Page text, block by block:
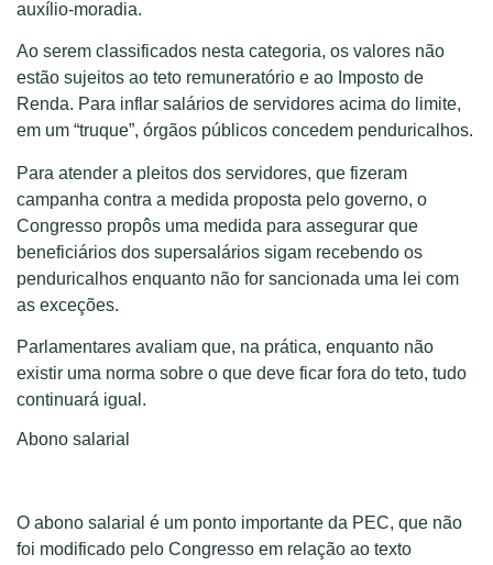
auxílio-moradia.
Ao serem classificados nesta categoria, os valores não
estão sujeitos ao teto remuneratório e ao Imposto de
Renda. Para inflar salários de servidores acima do limite,
em um “truque”, órgãos públicos concedem penduricalhos.
Para atender a pleitos dos servidores, que fizeram
campanha contra a medida proposta pelo governo, o
Congresso propôs uma medida para assegurar que
beneficiários dos supersalários sigam recebendo os
penduricalhos enquanto não for sancionada uma lei com
as exceções.
Parlamentares avaliam que, na prática, enquanto não
existir uma norma sobre o que deve ficar fora do teto, tudo
continuará igual.
Abono salarial
O abono salarial é um ponto importante da PEC, que não
foi modificado pelo Congresso em relação ao texto